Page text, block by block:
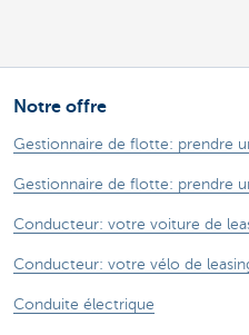
Notre offre
Gestionnaire de flotte: prendre
Gestionnaire de flotte: prendre
Conducteur: votre voiture de
Conducteur: votre vélo de
Conduite électrique